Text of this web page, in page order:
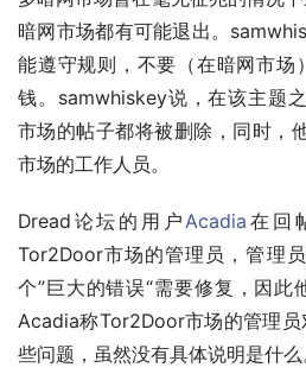
暗网市场都有可能退出。
能遵守规则，不要（在暗网市场
钱。samwhiskey说，在该主题
市场的帖子都将被删除，同时，
市场的工作人员。
Dread论坛的用户Acadia 在回
Tor2Door市场的管理员，管理
个”巨大的错误“需要修复，因此
Acadia称Tor2Door市场的管理员
些问题，虽然没有具体说明是什么